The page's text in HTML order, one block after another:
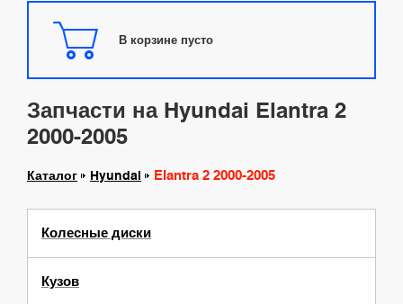
В корзине пусто
Запчасти на Hyundai Elantra 2
2000-2005
Каталог Hyundai Elantra 2 2000-2005
Колесные диски
Кузов